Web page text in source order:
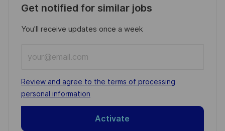
Get notified for similar jobs
You'll receive updates once a week
Email
address
(Required)
Required
Review and agree to the terms of processing
personal information
Activate